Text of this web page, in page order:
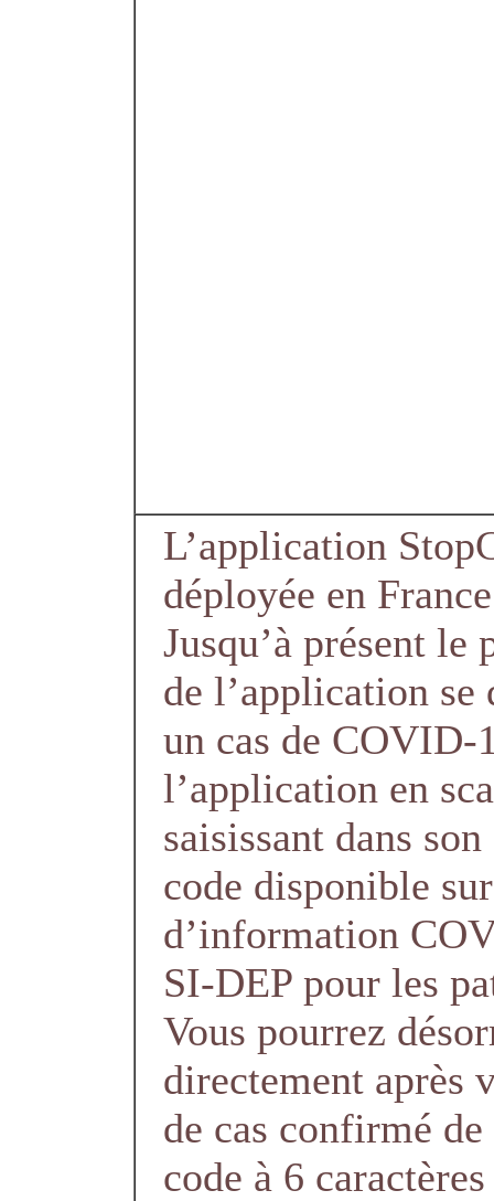
L’application
déployée en
Jusqu’à présent
de l’application se
un cas de COVID-
l’application en
saisissant dans
code disponible
d’information
SI-DEP pour les
Vous pourrez
directement après
de cas confirmé
code à 6